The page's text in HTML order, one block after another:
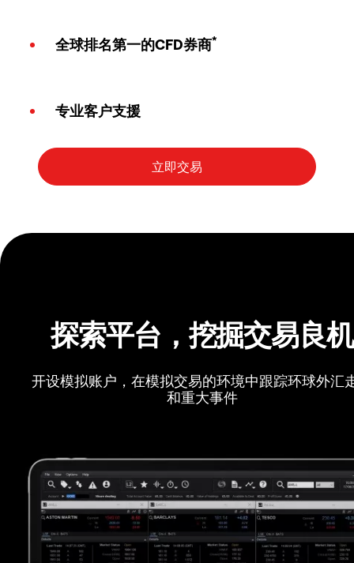
全球排名第一的CFD券商*
专业客户支援
探索平台，挖掘交易良机
开设模拟账户，在模拟交易的环境中跟踪环球外汇
和重大事件